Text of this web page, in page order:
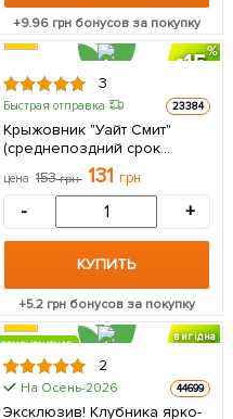
+9.96 грн бонусов за покупку
15
3
Быстрая отправка 23384
Крыжовник "Уайт Смит"
(среднепоздний срок
созревания) 1 саженец в
упаковке
цена 153грн 131 грн
- +
КУПИТЬ
+5.2 грн бонусов за покупку
вигідна
ЦЕНА ЗА
5шт
РЕМОНТАНТНАЯ
2
На Осень-2026 44699
Эксклюзив! Клубника ярко-